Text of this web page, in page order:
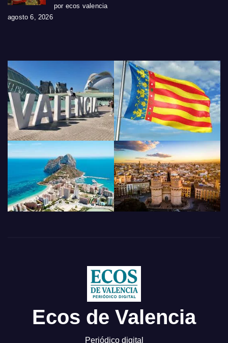
por ecos valencia
agosto 6, 2026
Ecos de Valencia
Periódico digital